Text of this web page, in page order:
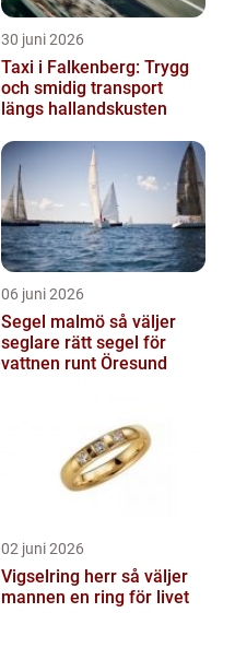
30 juni 2026
Taxi i Falkenberg: Trygg
och smidig transport
längs hallandskusten
06 juni 2026
Segel malmö så väljer
seglare rätt segel för
vattnen runt Öresund
02 juni 2026
Vigselring herr så väljer
mannen en ring för livet